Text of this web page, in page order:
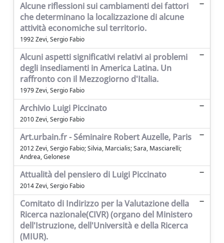
Alcune riflessioni sui cambiamenti dei fattori
che determinano la localizzazione di alcune
attività economiche sul territorio.
1992 Zevi, Sergio Fabio
Alcuni aspetti significativi relativi ai problemi
degli insediamenti in America Latina. Un
raffronto con il Mezzogiorno d'Italia.
1979 Zevi, Sergio Fabio
Archivio Luigi Piccinato
2010 Zevi, Sergio Fabio
Art.urbain.fr - Séminaire Robert Auzelle, Paris
2012 Zevi, Sergio Fabio; Silvia, Marcialis; Sara, Masciarelli;
Andrea, Gelonese
Attualità del pensiero di Luigi Piccinato
2014 Zevi, Sergio Fabio
Comitato di Indirizzo per la Valutazione della
Ricerca nazionale(CIVR) (organo del Ministero
dell'Istruzione, dell'Università e della Ricerca
(MIUR).